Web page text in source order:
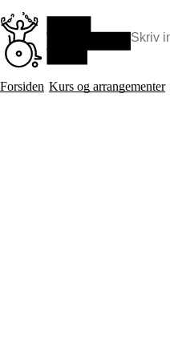
til
hovedinnhold
Søk:
Hva vi gjør
BPA – Borgerstyrt personlig
Forsiden Kurs og arrangementer